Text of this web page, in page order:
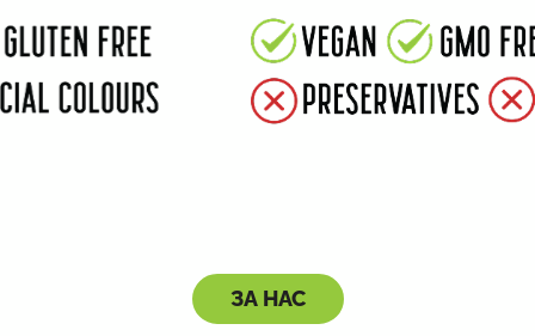
ЗА НАС